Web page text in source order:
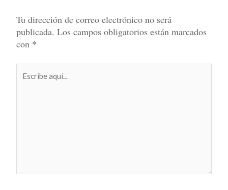
Tu dirección de correo electrónico no será
publicada. Los campos obligatorios están marcados
con *
aquí...